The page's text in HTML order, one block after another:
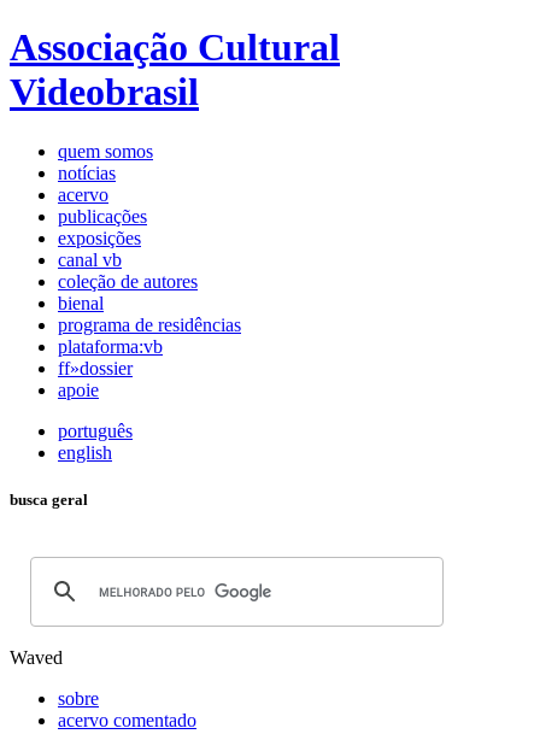
Associação Cultural
Videobrasil
quem somos
notícias
acervo
publicações
exposições
canal vb
coleção de autores
bienal
programa de residências
plataforma:vb
ff»dossier
apoie
português
english
busca geral
Waved
sobre
acervo comentado